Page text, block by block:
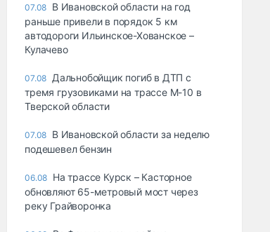
07.08 В Ивановской области на год
раньше привели в порядок 5 км
автодороги Ильинское-Хованское –
Кулачево
07.08 Дальнобойщик погиб в ДТП с
тремя грузовиками на трассе М-10 в
Тверской области
07.08 В Ивановской области за неделю
подешевел бензин
06.08 На трассе Курск – Касторное
обновляют 65-метровый мост через
реку Грайворонка